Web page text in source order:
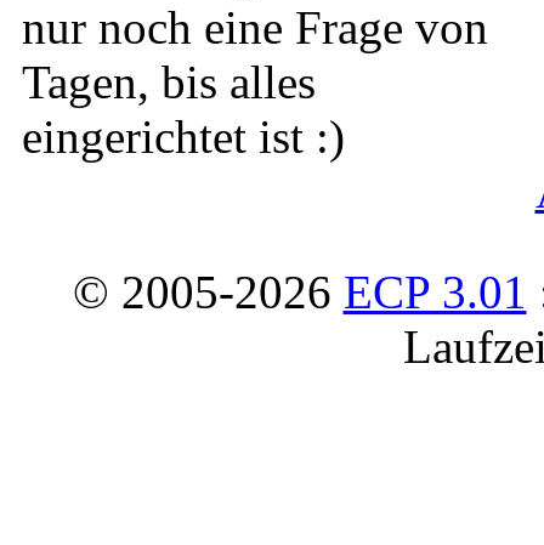
nur noch eine Frage von
Tagen, bis alles
eingerichtet ist :)
© 2005-2026 ECP 3.01